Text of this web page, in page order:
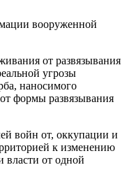
вооруженной
от развязывания
угрозы
наносимого
формы развязывания
войн от, оккупации и
к изменению
власти от одной